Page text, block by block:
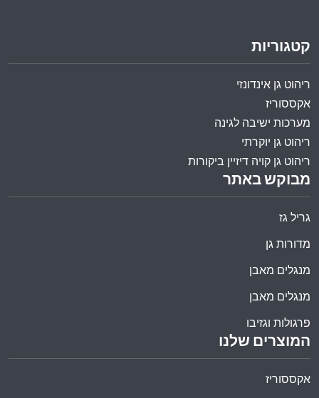
המוצרים שלנו
אקססוריז
מבוקש באתר
גריל גז
מדורות גן
מנגלים מאבן
מנגלים מאבן
פרגולות וגזיבו
קטגוריות
ריהוט גן אינדונזי
אקססוריז
מערכות ישיבה לגינה
ריהוט גן יוקרתי
ריהוט גן קויה דיזיין ביקורות